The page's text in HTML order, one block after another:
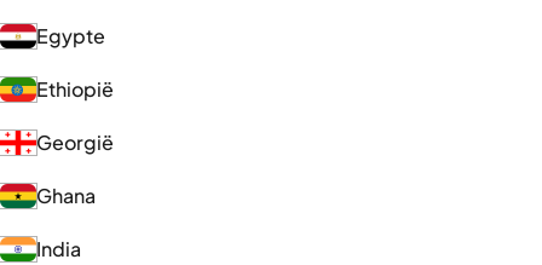
Egypte
Ethiopië
Georgië
Ghana
India